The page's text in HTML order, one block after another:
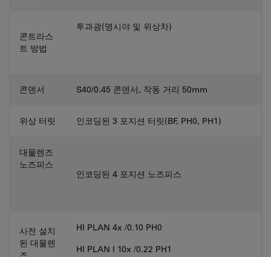
콘트라스
트 방법
투과광(명시야 및 위상차)
콘덴서 S40/0.45 콘덴서, 작동 거리 50mm
위상 터릿 인코딩된 3 포지션 터릿(BF, PH0, PH1)
대물렌즈
노즈피스
인코딩된 4 포지션 노즈피스
사전 설치
된 대물렌
HI PLAN 4x /0.10 PH0
HI PLAN I 10x /0.22 PH1